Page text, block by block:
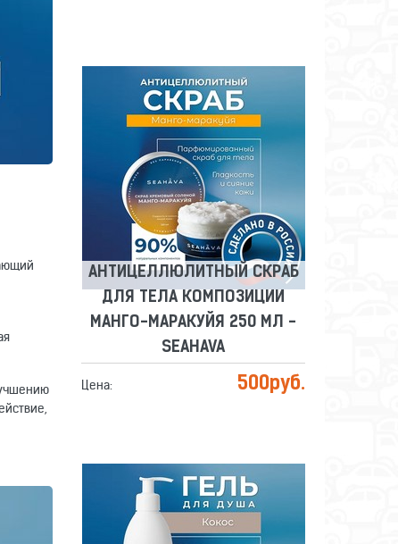
АНТИЦЕЛЛЮЛИТНЫЙ СКРАБ
ДЛЯ ТЕЛА КОМПОЗИЦИИ
МАНГО-МАРАКУЙЯ 250 МЛ -
SEAHAVA
Сравнить Отложить
АНТИЦЕЛЛЮЛИТНЫЙ СКРАБ
ДЛЯ ТЕЛА КОМПОЗИЦИИ
МАНГО-МАРАКУЙЯ 250 МЛ -
SEAHAVA
Цена: 500руб.
ГЕЛЬ ДЛЯ ДУША КОКОС 500 МЛ
- SEAHAVA